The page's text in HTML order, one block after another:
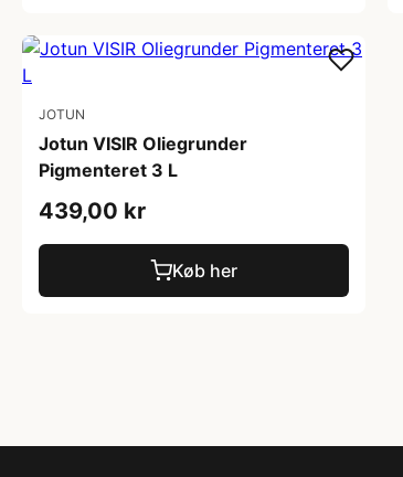
JOTUN
Jotun VISIR Oliegrunder
Pigmenteret 3 L
439,00 kr
Køb her